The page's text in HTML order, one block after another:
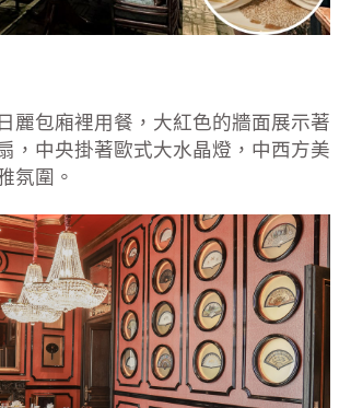
麗包廂裡用餐，大紅色的牆面展示著
，中央掛著歐式大水晶燈，中西方美
氛圍。